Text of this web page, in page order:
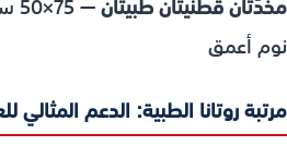
نوم أعمق
مرتبة روتانا الطبية: الدعم المثالي